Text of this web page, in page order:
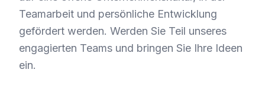
Teamarbeit und persönliche Entwicklung
gefördert werden. Werden Sie Teil unseres
engagierten Teams und bringen Sie Ihre Ideen
ein.